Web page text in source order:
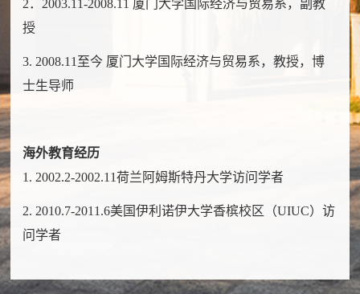
2．2003.11-2008.11 厦门大学国际经济与贸易系，副教
授
3. 2008.11至今 厦门大学国际经济与贸易系，教授，博
士生导师
海外教育经历
1. 2002.2-2002.11荷兰阿姆斯特丹大学访问学者
2. 2010.7-2011.6美国伊利诺伊大学香槟校区（UIUC）访
问学者